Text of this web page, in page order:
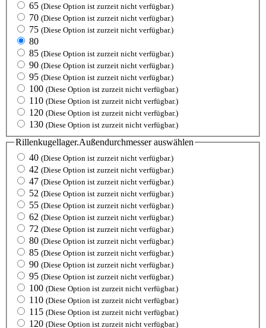
65 (Diese Option ist zurzeit nicht verfügbar.)
70 (Diese Option ist zurzeit nicht verfügbar.)
75 (Diese Option ist zurzeit nicht verfügbar.)
80
85 (Diese Option ist zurzeit nicht verfügbar.)
90 (Diese Option ist zurzeit nicht verfügbar.)
95 (Diese Option ist zurzeit nicht verfügbar.)
100 (Diese Option ist zurzeit nicht verfügbar.)
110 (Diese Option ist zurzeit nicht verfügbar.)
120 (Diese Option ist zurzeit nicht verfügbar.)
130 (Diese Option ist zurzeit nicht verfügbar.)
Rillenkugellager.Außendurchmesserauswählen
40 (Diese Option ist zurzeit nicht verfügbar.)
42 (Diese Option ist zurzeit nicht verfügbar.)
47 (Diese Option ist zurzeit nicht verfügbar.)
52 (Diese Option ist zurzeit nicht verfügbar.)
55 (Diese Option ist zurzeit nicht verfügbar.)
62 (Diese Option ist zurzeit nicht verfügbar.)
72 (Diese Option ist zurzeit nicht verfügbar.)
80 (Diese Option ist zurzeit nicht verfügbar.)
85 (Diese Option ist zurzeit nicht verfügbar.)
90 (Diese Option ist zurzeit nicht verfügbar.)
95 (Diese Option ist zurzeit nicht verfügbar.)
100 (Diese Option ist zurzeit nicht verfügbar.)
110 (Diese Option ist zurzeit nicht verfügbar.)
115 (Diese Option ist zurzeit nicht verfügbar.)
120 (Diese Option ist zurzeit nicht verfügbar.)